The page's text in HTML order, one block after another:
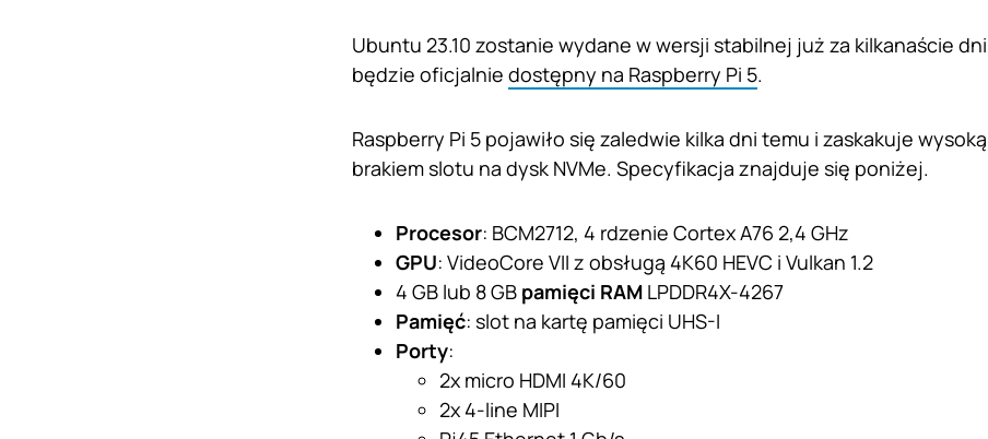
Ubuntu 23.10 zostanie wydane w wersji stabilnej już za kilkanaście
będzie oficjalnie dostępny na Raspberry Pi 5.
Raspberry Pi 5 pojawiło się zaledwie kilka dni temu i zaskakuje
brakiem slotu na dysk NVMe. Specyfikacja znajduje się poniżej.
Procesor: BCM2712, 4 rdzenie Cortex A76 2,4 GHz
GPU: VideoCore VII z obsługą 4K60 HEVC i Vulkan 1.2
4 GB lub 8 GB pamięci RAM LPDDR4X-4267
Pamięć: slot na kartę pamięci UHS-I
Porty:
2x micro HDMI 4K/60
2x 4-line MIPI